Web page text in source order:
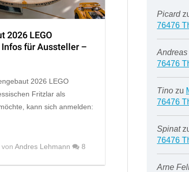
2026 LEGO
für Aussteller –
2026 LEGO
Fritzlar als
kann sich anmelden:
vonAndres Lehmann 8
Picard
76476
Andreas
76476
Tinozu
76476
Spinat
76476
Arne